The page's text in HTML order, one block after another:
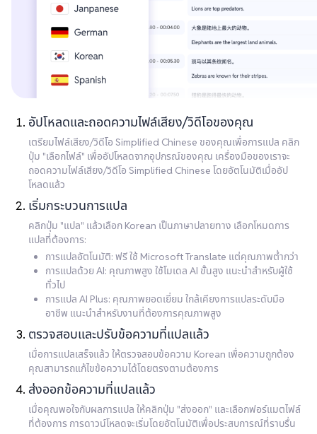
อัปโหลดและถอดความไฟล์เสียง/วิดีโอของคุณ
เตรียมไฟล์เสียง/วิดีโอ Simplified Chinese ของคุณเพื่อการแปล คลิก
ปุ่ม "เลือกไฟล์" เพื่ออัปโหลดจากอุปกรณ์ของคุณ เครื่องมือของเราจะ
ถอดความไฟล์เสียง/วิดีโอ Simplified Chinese โดยอัตโนมัติเมื่ออัป
โหลดแล้ว
เริ่มกระบวนการแปล
คลิกปุ่ม "แปล" แล้วเลือก Korean เป็นภาษาปลายทาง เลือกโหมดการ
แปลที่ต้องการ:
การแปลอัตโนมัติ: ฟรี ใช้ Microsoft Translate แต่คุณภาพต่ำกว่า
การแปลด้วย AI: คุณภาพสูง ใช้โมเดล AI ขั้นสูง แนะนำสำหรับผู้ใช้
ทั่วไป
การแปล AI Plus: คุณภาพยอดเยี่ยม ใกล้เคียงการแปลระดับมือ
อาชีพ แนะนำสำหรับงานที่ต้องการคุณภาพสูง
ตรวจสอบและปรับข้อความที่แปลแล้ว
เมื่อการแปลเสร็จแล้ว ให้ตรวจสอบข้อความ Korean เพื่อความถูกต้อง
คุณสามารถแก้ไขข้อความได้โดยตรงตามต้องการ
ส่งออกข้อความที่แปลแล้ว
เมื่อคุณพอใจกับผลการแปล ให้คลิกปุ่ม "ส่งออก" และเลือกฟอร์แมตไฟล์
ที่ต้องการ การดาวน์โหลดจะเริ่มโดยอัตโนมัติเพื่อประสบการณ์ที่ราบรื่น